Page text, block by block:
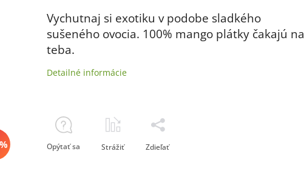
Vychutnaj si exotiku v podobe sladkého
sušeného ovocia. 100% mango plátky čakajú na
teba.
Detailné informácie
Opýtať sa Strážiť Zdieľať